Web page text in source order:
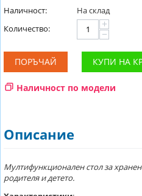
Наличност:
На склад
Количество:
+
−
ПОРЪЧАЙ КУПИ НА
Наличност по модели
Описание
Мултифункционален стол за
родителя и детето.